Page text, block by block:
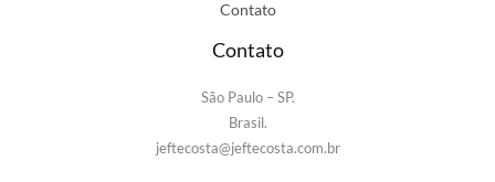
Contato
Contato
São Paulo – SP.
Brasil.
jeftecosta@jeftecosta.com.br